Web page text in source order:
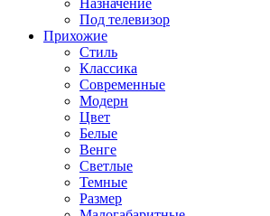
Назначение
Под телевизор
Прихожие
Стиль
Классика
Современные
Модерн
Цвет
Белые
Венге
Светлые
Темные
Размер